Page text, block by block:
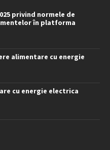
privind normele de
în platforma
alimentare cu energie
cu energie electrica